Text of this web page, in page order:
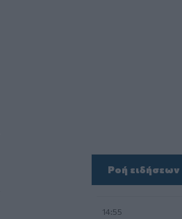
Ροή ειδήσεων
14:55